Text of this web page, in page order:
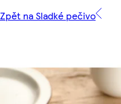
Zpět na Sladké pečivo